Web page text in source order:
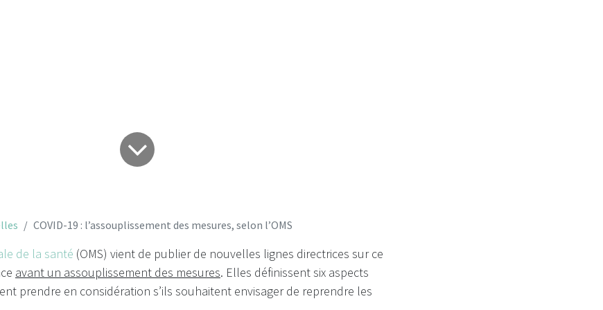
COVID-19 : l’assouplissement des mesures, selon l’OMS
de la santé (OMS) vient de publier de nouvelles lignes directrices sur ce
avant un assouplissement des mesures. Elles définissent six aspects
prendre en considération s’ils souhaitent envisager de reprendre les